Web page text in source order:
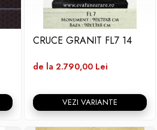
CRUCE GRANIT FL7 14
de la 2.790,00 Lei
VEZI VARIANTE